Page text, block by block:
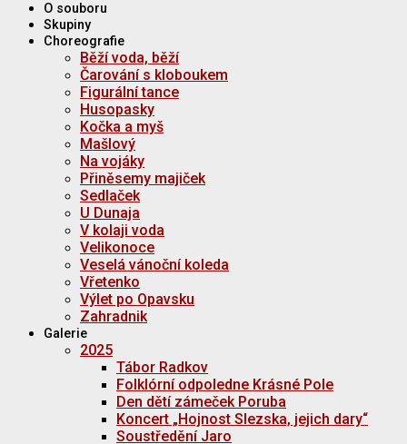
O souboru
Skupiny
Choreografie
Běží voda, běží
Čarování s kloboukem
Figurální tance
Husopasky
Kočka a myš
Mašlový
Na vojáky
Přiněsemy majiček
Sedlaček
U Dunaja
V kolaji voda
Velikonoce
Veselá vánoční koleda
Vřetenko
Výlet po Opavsku
Zahradnik
Galerie
2025
Tábor Radkov
Folklórní odpoledne Krásné Pole
Den dětí zámeček Poruba
Koncert „Hojnost Slezska, jejich dary“
Soustředění Jaro